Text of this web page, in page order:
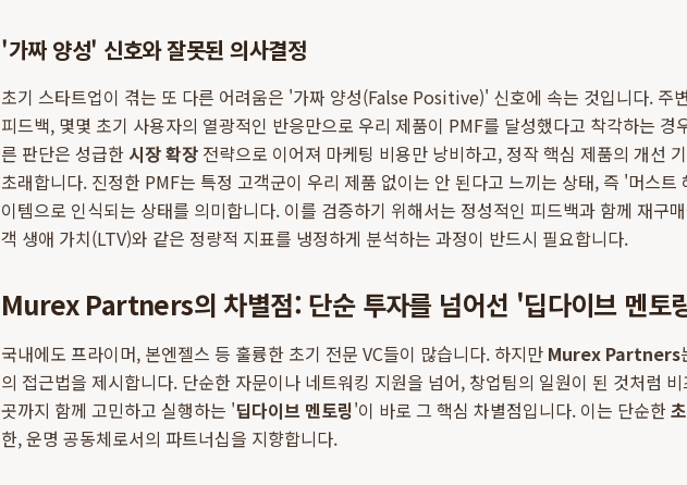
'가짜 양성' 신호와 잘못된 의사결정
초기 스타트업이 겪는 또 다른 어려움은 '가짜 양성(False Positive)' 신호에 속는 것입니다. 주
피드백, 몇몇 초기 사용자의 열광적인 반응만으로 우리 제품이 PMF를 달성했다고 착각하는 경
른 판단은 성급한시장 확장 전략으로 이어져 마케팅 비용만 낭비하고, 정작 핵심 제품의 개선
초래합니다. 진정한 PMF는 특정 고객군이 우리 제품 없이는 안 된다고 느끼는 상태, 즉 '머스
이템으로 인식되는 상태를 의미합니다. 이를 검증하기 위해서는 정성적인 피드백과 함께 재구
객 생애 가치(LTV)와 같은 정량적 지표를 냉정하게 분석하는 과정이 반드시 필요합니다.
Murex Partners의 차별점: 단순 투자를 넘어선 '딥다이브 멘토
국내에도 프라이머, 본엔젤스 등 훌륭한 초기 전문 VC들이 많습니다. 하지만 Murex Partners
의 접근법을 제시합니다. 단순한 자문이나 네트워킹 지원을 넘어, 창업팀의 일원이 된 것처럼
곳까지 함께 고민하고 실행하는 '딥다이브 멘토링'이 바로 그 핵심 차별점입니다. 이는 단순한
한, 운명 공동체로서의 파트너십을 지향합니다.